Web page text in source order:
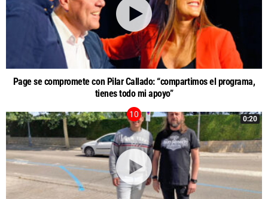
Page se compromete con Pilar Callado: “compartimos el programa,
tienes todo mi apoyo”
0:20